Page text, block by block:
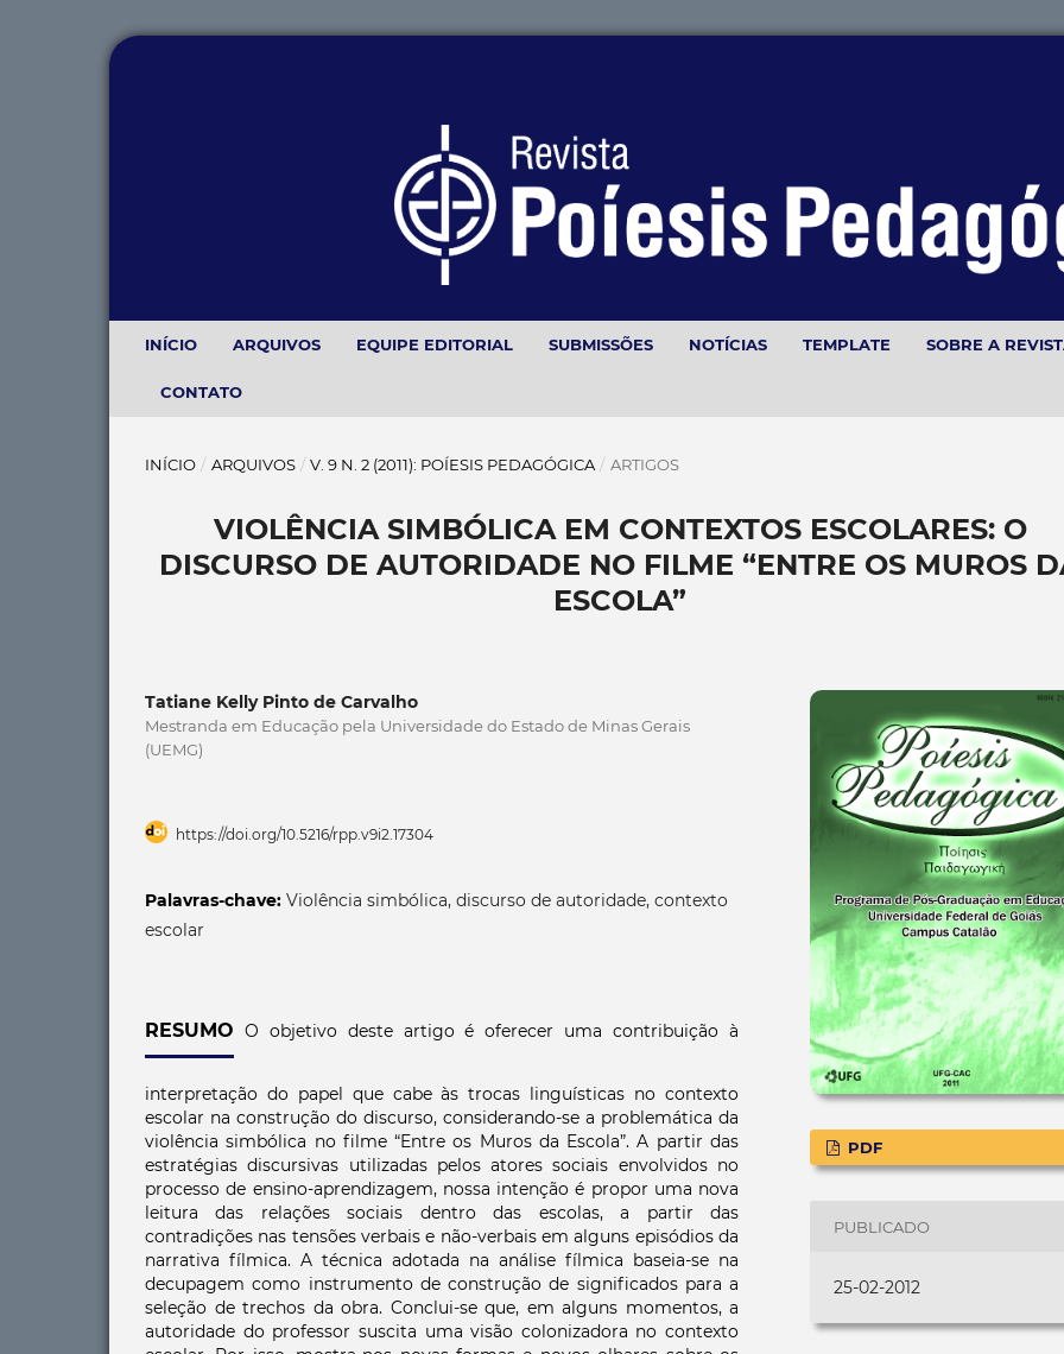
INÍCIO ARQUIVOS EQUIPE EDITORIAL SUBMISSÕES NOTÍCIAS TEMPLATE SOBRE A
CONTATO
INÍCIO / ARQUIVOS / V. 9 N. 2 (2011): POÍESIS PEDAGÓGICA / ARTIGOS
VIOLÊNCIA SIMBÓLICA EM CONTEXTOS ESCOLARES: O
DISCURSO DE AUTORIDADE NO FILME “ENTRE OS MUROS
ESCOLA”
Tatiane Kelly Pinto de Carvalho
Mestranda em Educação pela Universidade do Estado de Minas Gerais
(UEMG)
https://doi.org/10.5216/rpp.v9i2.17304
Palavras-chave: Violência simbólica, discurso de autoridade, contexto
escolar
RESUMO O objetivo deste artigo é oferecer uma contribuição à
interpretação do papel que cabe às trocas linguísticas no contexto
escolar na construção do discurso, considerando-se a problemática da
violência simbólica no filme “Entre os Muros da Escola”. A partir das
estratégias discursivas utilizadas pelos atores sociais envolvidos no
processo de ensino-aprendizagem, nossa intenção é propor uma nova
leitura das relações sociais dentro das escolas, a partir das
contradições nas tensões verbais e não-verbais em alguns episódios da
narrativa fílmica. A técnica adotada na análise fílmica baseia-se na
decupagem como instrumento de construção de significados para a
seleção de trechos da obra. Conclui-se que, em alguns momentos, a
autoridade do professor suscita uma visão colonizadora no contexto
PDF
PUBLICADO
25-02-2012